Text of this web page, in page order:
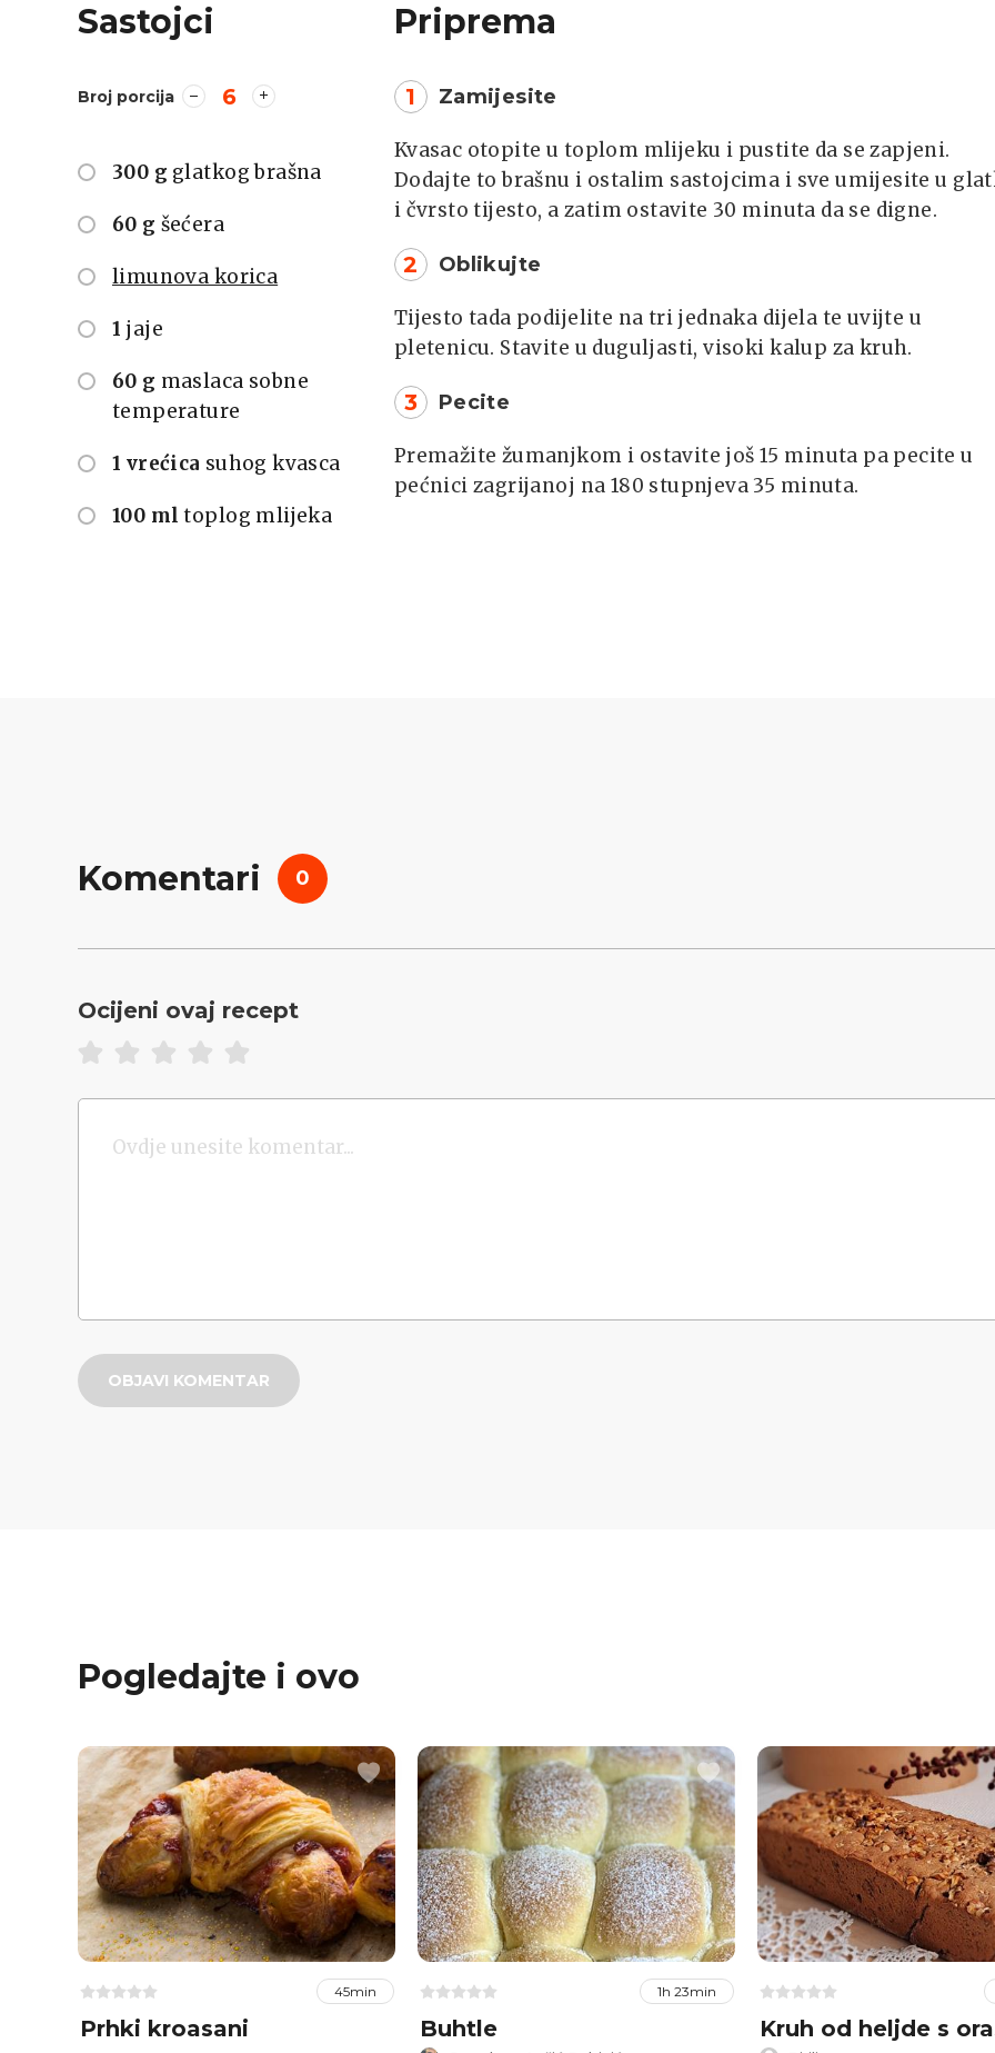
Sastojci
Broj porcija 6
300 g glatkog brašna
60 g šećera
limunova korica
1 jaje
60 g maslaca sobne
temperature
1 vrećica suhog kvasca
100 ml toplog mlijeka
Priprema
1 Zamijesite
Kvasac otopite u toplom mlijeku i pustite da se zapjeni.
Dodajte to brašnu i ostalim sastojcima i sve umijesite u
i čvrsto tijesto, a zatim ostavite 30 minuta da se digne.
2 Oblikujte
Tijesto tada podijelite na tri jednaka dijela te uvijte u
pletenicu. Stavite u duguljasti, visoki kalup za kruh.
3 Pecite
Premažite žumanjkom i ostavite još 15 minuta pa pecite u
pećnici zagrijanoj na 180 stupnjeva 35 minuta.
Komentari 0
Ocijeni ovaj recept
OBJAVI KOMENTAR
Pogledajte i ovo
45min
Prhki kroasani
1h 23min
Buhtle Kruh od heljde s